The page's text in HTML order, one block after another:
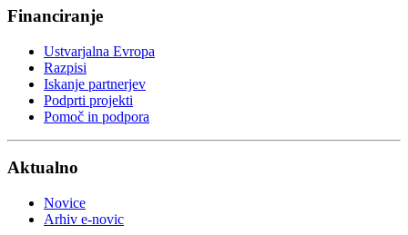
Financiranje
Ustvarjalna Evropa
Razpisi
Iskanje partnerjev
Podprti projekti
Pomoč in podpora
Aktualno
Novice
Arhiv e-novic